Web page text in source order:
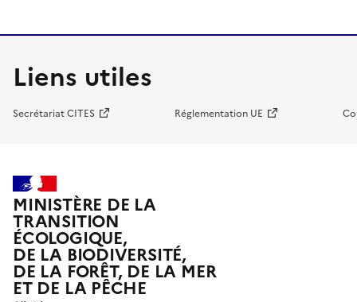
Liens utiles
Secrétariat CITES Réglementation UE
MINISTÈRE DE LA
TRANSITION
ÉCOLOGIQUE,
DE LA BIODIVERSITÉ,
DE LA FORÊT, DE LA MER
ET DE LA PÊCHE